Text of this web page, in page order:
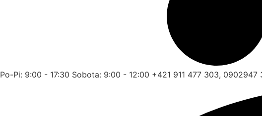
Po-Pi: 9:00 - 17:30 Sobota: 9:00 - 12:00 +421 911 477 303, 0902947